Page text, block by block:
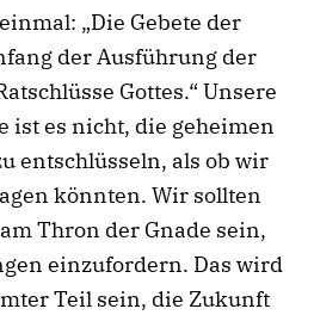
„Die Gebete der
der Ausführung der
Gottes.“ Unsere
ist es nicht, die geheimen
entschlüsseln, als ob wir
könnten. Wir sollten
Thron der Gnade sein,
einzufordern. Das wird
Teil sein, die Zukunft